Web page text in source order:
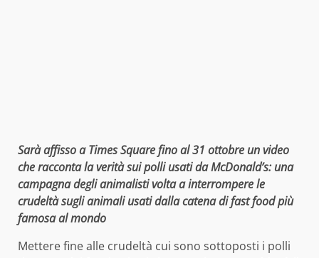
Sarà affisso a Times Square fino al 31 ottobre un video
che racconta la verità sui polli usati da McDonald’s: una
campagna degli animalisti volta a interrompere le
crudeltà sugli animali usati dalla catena di fast food più
famosa al mondo
Mettere fine alle crudeltà cui sono sottoposti i polli